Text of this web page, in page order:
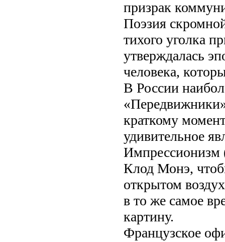
призрак
Поэзия
тихого уголка
утверждалась
человека,
В России
краткому
удивительное
Импрессионизм
Клод Монэ,
открытом
в то же самое
картину.
Французское